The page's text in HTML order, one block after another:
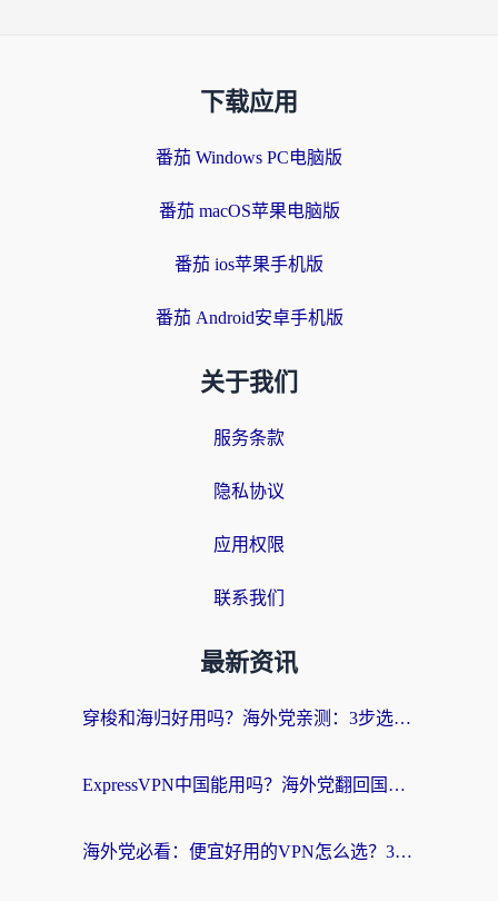
下载应用
番茄 Windows PC电脑版
番茄 macOS苹果电脑版
番茄 ios苹果手机版
番茄 Android安卓手机版
关于我们
服务条款
隐私协议
应用权限
联系我们
最新资讯
穿梭和海归好用吗？海外党亲测：3步选对回国加速器，无缝刷国内剧玩手游
ExpressVPN中国能用吗？海外党翻回国内的加速器选择指南（附番茄加速器实测）
海外党必看：便宜好用的VPN怎么选？3步解决回国访问难题+Steam改区技巧